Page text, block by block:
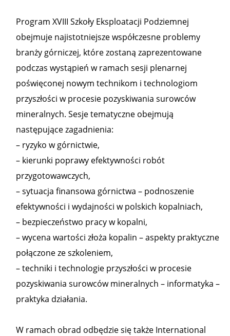
Program XVIII Szkoły Eksploatacji Podziemnej
obejmuje najistotniejsze współczesne problemy
branży górniczej, które zostaną zaprezentowane
podczas wystąpień w ramach sesji plenarnej
poświęconej nowym technikom i technologiom
przyszłości w procesie pozyskiwania surowców
mineralnych. Sesje tematyczne obejmują
następujące zagadnienia:
– ryzyko w górnictwie,
– kierunki poprawy efektywności robót
przygotowawczych,
– sytuacja finansowa górnictwa – podnoszenie
efektywności i wydajności w polskich kopalniach,
– bezpieczeństwo pracy w kopalni,
– wycena wartości złoża kopalin – aspekty praktyczne
połączone ze szkoleniem,
– techniki i technologie przyszłości w procesie
pozyskiwania surowców mineralnych – informatyka –
praktyka działania.
W ramach obrad odbędzie się także International